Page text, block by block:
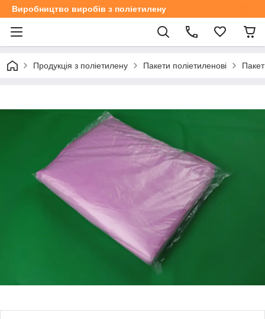
Виробництво виробів з поліетилену
Продукція з поліетилену Пакети поліетиленові